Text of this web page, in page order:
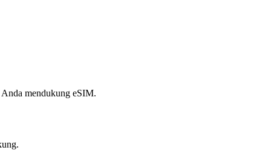
mendukung eSIM.